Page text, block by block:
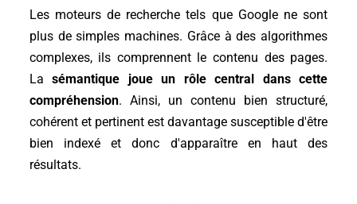
Les moteurs de recherche tels que Google ne sont
plus de simples machines. Grâce à des algorithmes
complexes, ils comprennent le contenu des pages.
Lasémantique joue un rôle central dans cette
compréhension. Ainsi, un contenu bien structuré,
cohérent et pertinent est davantage susceptible d'être
bien indexé et donc d'apparaître en haut des
résultats.